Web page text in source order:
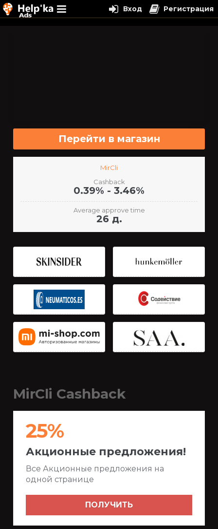
Перейти в магазин
MirCli
Cashback
0.39% - 3.46%
Average approve time
26 д.
MirCli Cashback
25%
Акционные предложения!
Все Акционные предложения на
одной странице
ПОЛУЧИТЬ
Вход Регистрация